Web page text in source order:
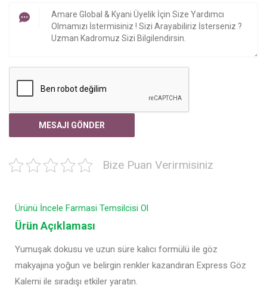
Bize Puan Verirmisiniz
Ürünü İncele Farmasi Temsilcisi Ol
Ürün Açıklaması
Yumuşak dokusu ve uzun süre kalıcı formülü ile göz
makyajına yoğun ve belirgin renkler kazandıran Express Göz
Kalemi ile sıradışı etkiler yaratın.